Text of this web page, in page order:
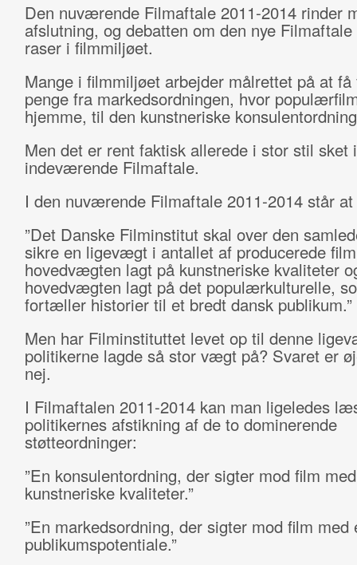
Den nuværende Filmaftale 2011-2014 rinder
afslutning, og debatten om den nye Filmaftale
raser i filmmiljøet.
Mange i filmmiljøet arbejder målrettet på at få
penge fra markedsordningen, hvor
hjemme, til den kunstneriske
Men det er rent faktisk allerede i stor stil sket i
indeværende Filmaftale.
I den nuværende Filmaftale 2011-2014 står
”Det Danske Filminstitut skal over den
sikre en ligevægt i antallet af producerede
hovedvægten lagt på kunstneriske kvaliteter
hovedvægten lagt på det populærkulturelle,
fortæller historier til et bredt dansk publikum.”
Men har Filminstituttet levet op til denne
politikerne lagde så stor vægt på? Svaret er
nej.
I Filmaftalen 2011-2014 kan man ligeledes
politikernes afstikning af de to dominerende
støtteordninger:
”En konsulentordning, der sigter mod film
kunstneriske kvaliteter.”
”En markedsordning, der sigter mod film med
publikumspotentiale.”